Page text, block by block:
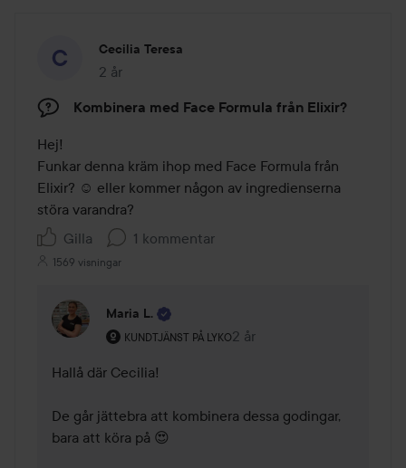
Cecilia Teresa
2 år
Inlägget skapades 2 år
Kombinera med Face Formula från Elixir?
Hej!
Funkar denna kräm ihop med Face Formula från
Elixir? ☺️ eller kommer någon av ingredienserna
störa varandra?
Gilla
1 kommentar
1569 visningar
Maria L.
KUNDTJÄNST PÅ LYKO
Användarens roll: Kundtjänst på Lyko.
2 år
Kommentaren lades 2 år
Hallå där Cecilia!
De går jättebra att kombinera dessa godingar,
bara att köra på 😍